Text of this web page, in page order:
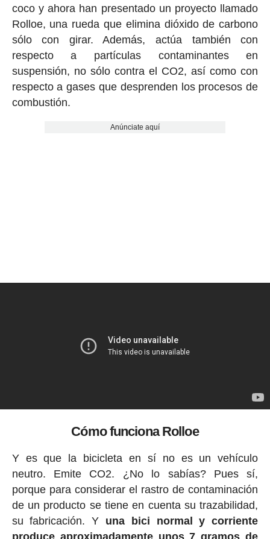
coco y ahora han presentado un proyecto llamado
Rolloe, una rueda que elimina dióxido de carbono
sólo con girar. Además, actúa también con
respecto a partículas contaminantes en
suspensión, no sólo contra el CO2, así como con
respecto a gases que desprenden los procesos de
combustión.
Anúnciate aquí
Cómo funciona Rolloe
Y es que la bicicleta en sí no es un vehículo
neutro. Emite CO2. ¿No lo sabías? Pues sí,
porque para considerar el rastro de contaminación
de un producto se tiene en cuenta su trazabilidad,
su fabricación. Y una bici normal y corriente
produce aproximadamente unos 7 gramos de